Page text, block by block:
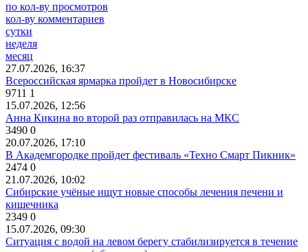
по кол-ву просмотров
кол-ву комментариев
сутки
неделя
месяц
27.07.2026, 16:37
Всероссийская ярмарка пройдет в Новосибирске
9711 1
15.07.2026, 12:56
Анна Кикина во второй раз отправилась на МКС
3490 0
20.07.2026, 17:10
В Академгородке пройдет фестиваль «Техно Смарт Пикник»
2474 0
21.07.2026, 10:02
Сибирские учёные ищут новые способы лечения печени и
кишечника
2349 0
15.07.2026, 09:30
Ситуация с водой на левом берегу стабилизируется в течение